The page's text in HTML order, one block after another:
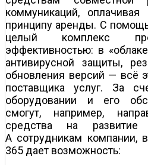
коммуникаций,
принципу аренды. С
целый комплекс
эффективностью: в
антивирусной защиты,
обновления версий — всё
поставщика услуг. За
оборудовании и его
смогут, например,
средства на развитие
А сотрудникам компании,
365 дает возможность: